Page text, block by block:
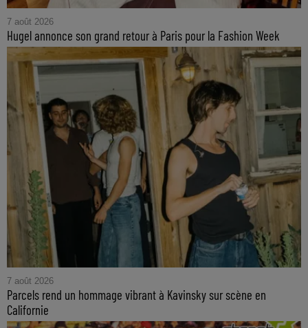
7 août 2026
Hugel annonce son grand retour à Paris pour la Fashion Week
7 août 2026
Parcels rend un hommage vibrant à Kavinsky sur scène en
Californie